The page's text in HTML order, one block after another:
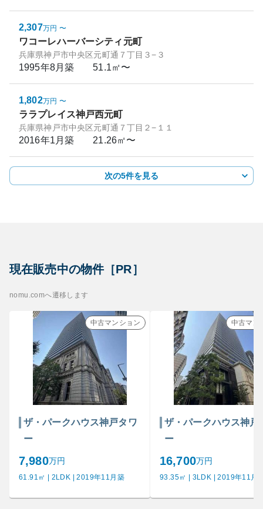
2,307万円 〜
ワコーレハーバーシティ元町
兵庫県神戸市中央区元町通７丁目３−３
1995年8月築 51.1㎡〜
1,802万円 〜
ララプレイス神戸西元町
兵庫県神戸市中央区元町通７丁目２−１１
2016年1月築 21.26㎡〜
次の5件を見る
現在販売中の物件［PR］
nomu.comへ遷移します
中古マンション
ザ・パークハウス神戸タワ
ー
7,980万円
61.91㎡ | 2LDK | 2019年11月築
中古マン
ザ・パークハウス神戸
ー
16,700万円
93.35㎡ | 3LDK | 2019年11月